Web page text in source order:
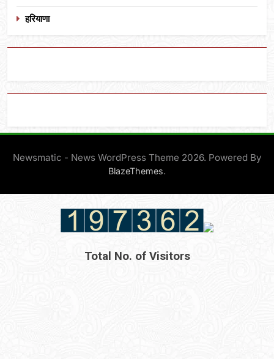
हरियाणा
Newsmatic - News WordPress Theme 2026. Powered By
BlazeThemes.
Total No. of Visitors